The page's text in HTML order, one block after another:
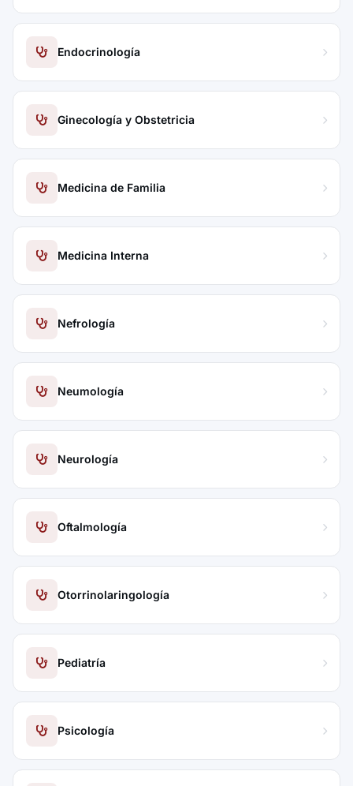
Endocrinología
Ginecología y Obstetricia
Medicina de Familia
Medicina Interna
Nefrología
Neumología
Neurología
Oftalmología
Otorrinolaringología
Pediatría
Psicología